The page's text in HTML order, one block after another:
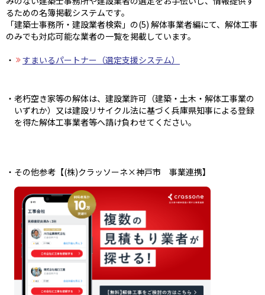
るための名簿掲載システムです。
「建築士事務所・建設業者検索」の(5) 解体事業者編にて、解体工事
のみでも対応可能な業者の一覧を掲載しています。
すまいるパートナー（選定支援システム）
老朽空き家等の解体は、建設業許可（建築・土木・解体工事業の
いずれか）又は建設リサイクル法に基づく兵庫県知事による登録
を得た解体工事業者等へ請け負わせてください。
その他参考【(株)クラッソーネ×神戸市 事業連携】